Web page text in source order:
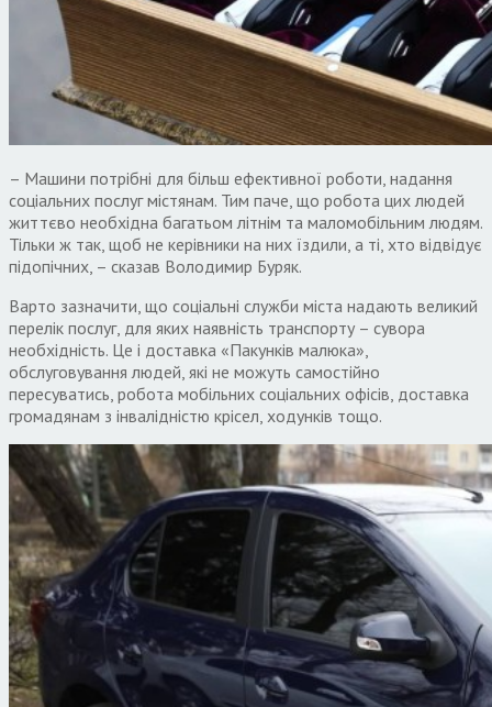
– Машини потрібні для більш ефективної роботи, надання
соціальних послуг містянам. Тим паче, що робота цих людей
життєво необхідна багатьом літнім та маломобільним людям.
Тільки ж так, щоб не керівники на них їздили, а ті, хто відвідує
підопічних, – сказав Володимир Буряк.
Варто зазначити, що соціальні служби міста надають великий
перелік послуг, для яких наявність транспорту – сувора
необхідність. Це і доставка «Пакунків малюка»,
обслуговування людей, які не можуть самостійно
пересуватись, робота мобільних соціальних офісів, доставка
громадянам з інвалідністю крісел, ходунків тощо.